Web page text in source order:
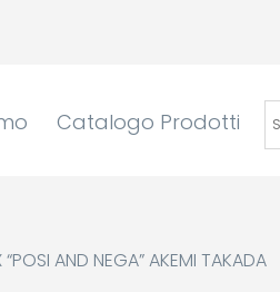
Catalogo Prodotti
AND NEGA” AKEMI TAKADA